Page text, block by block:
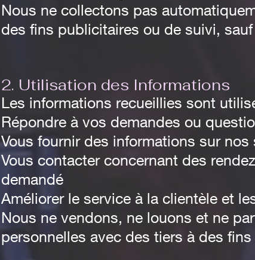
Nous ne collectons pas
des fins publicitaires ou de suivi,
2. Utilisation des Informations
Les informations recueillies sont
Répondre à vos demandes ou
Vous fournir des informations sur nos
Vous contacter concernant des
demandé
Améliorer le service à la clientèle et
Nous ne vendons, ne louons et ne
personnelles avec des tiers à des